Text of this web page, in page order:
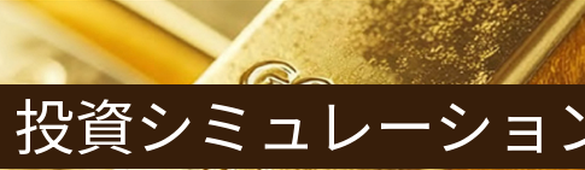
投資シミュレーショ